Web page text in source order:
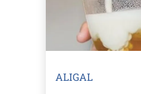
ALIGAL